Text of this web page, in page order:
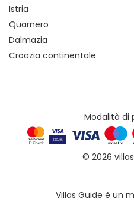
Istria
Quarnero
Dalmazia
Croazia continentale
Modalità di
© 2026
Villas Guide è un